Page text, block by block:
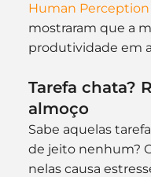
Human
mostraram que a
produtividade em
Tarefa chata?
almoço
Sabe aquelas
de jeito nenhum?
nelas causa